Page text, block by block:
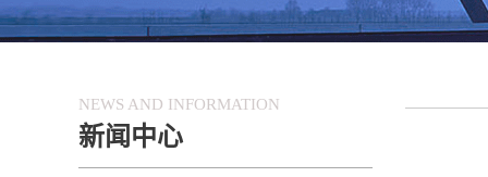
新闻中心
NEWS AND INFORMATION